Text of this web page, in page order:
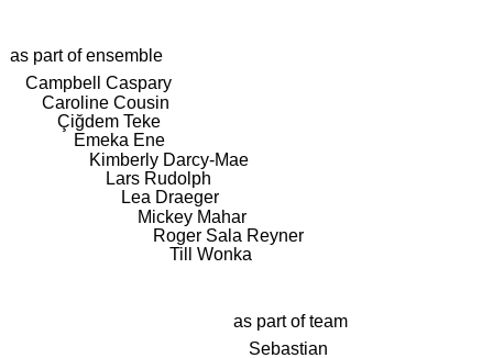
as part of ensemble
Campbell Caspary
Caroline Cousin
Çiğdem Teke
Emeka Ene
Kimberly Darcy-Mae
Lars Rudolph
Lea Draeger
Mickey Mahar
Roger Sala Reyner
Till Wonka
as part of team
Sebastian